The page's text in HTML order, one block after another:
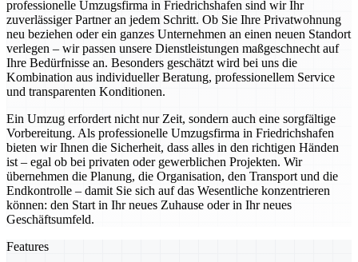
professionelle Umzugsfirma in Friedrichshafen sind wir Ihr
zuverlässiger Partner an jedem Schritt. Ob Sie Ihre Privatwohnung
neu beziehen oder ein ganzes Unternehmen an einen neuen Standort
verlegen – wir passen unsere Dienstleistungen maßgeschnecht auf
Ihre Bedürfnisse an. Besonders geschätzt wird bei uns die
Kombination aus individueller Beratung, professionellem Service
und transparenten Konditionen.
Ein Umzug erfordert nicht nur Zeit, sondern auch eine sorgfältige
Vorbereitung. Als professionelle Umzugsfirma in Friedrichshafen
bieten wir Ihnen die Sicherheit, dass alles in den richtigen Händen
ist – egal ob bei privaten oder gewerblichen Projekten. Wir
übernehmen die Planung, die Organisation, den Transport und die
Endkontrolle – damit Sie sich auf das Wesentliche konzentrieren
können: den Start in Ihr neues Zuhause oder in Ihr neues
Geschäftsumfeld.
Features